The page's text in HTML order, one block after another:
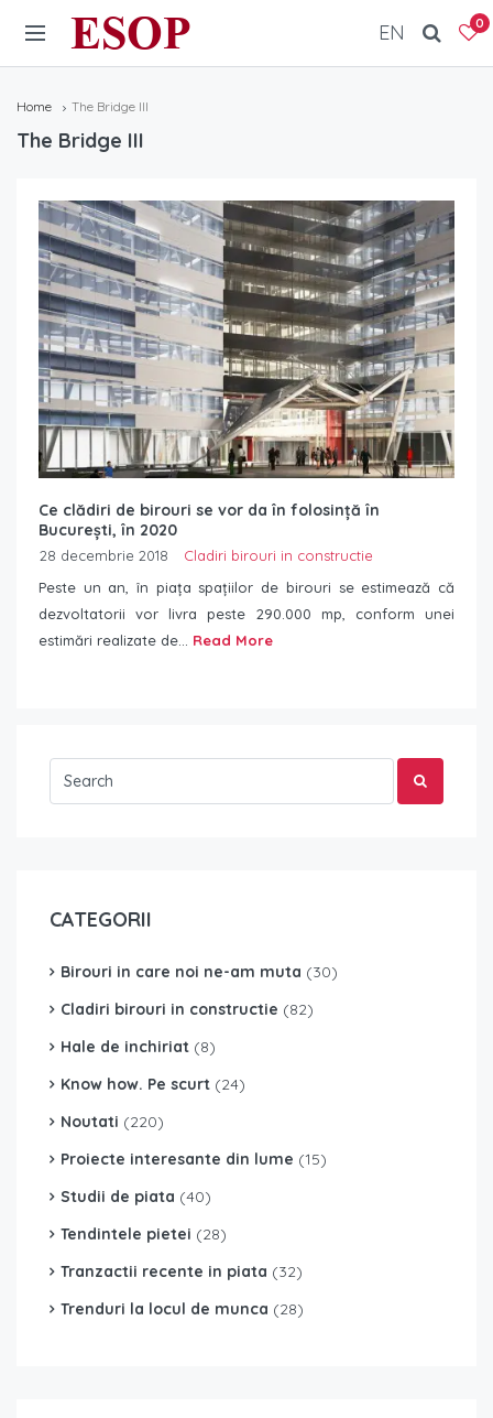
ESOP 0
EN
Home The Bridge III
The Bridge III
Ce clădiri de birouri se vor da în folosință în
București, în 2020
28 decembrie 2018
Cladiri birouri in constructie
Peste un an, în piața spațiilor de birouri se estimează că
dezvoltatorii vor livra peste 290.000 mp, conform unei
estimări realizate de... Read More
CATEGORII
Birouri in care noi ne-am muta (30)
Cladiri birouri in constructie (82)
Hale de inchiriat (8)
Know how. Pe scurt (24)
Noutati (220)
Proiecte interesante din lume (15)
Studii de piata (40)
Tendintele pietei (28)
Tranzactii recente in piata (32)
Trenduri la locul de munca (28)